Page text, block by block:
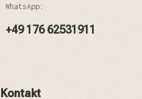
WhatsApp:
+49 176 62531911
Kontakt